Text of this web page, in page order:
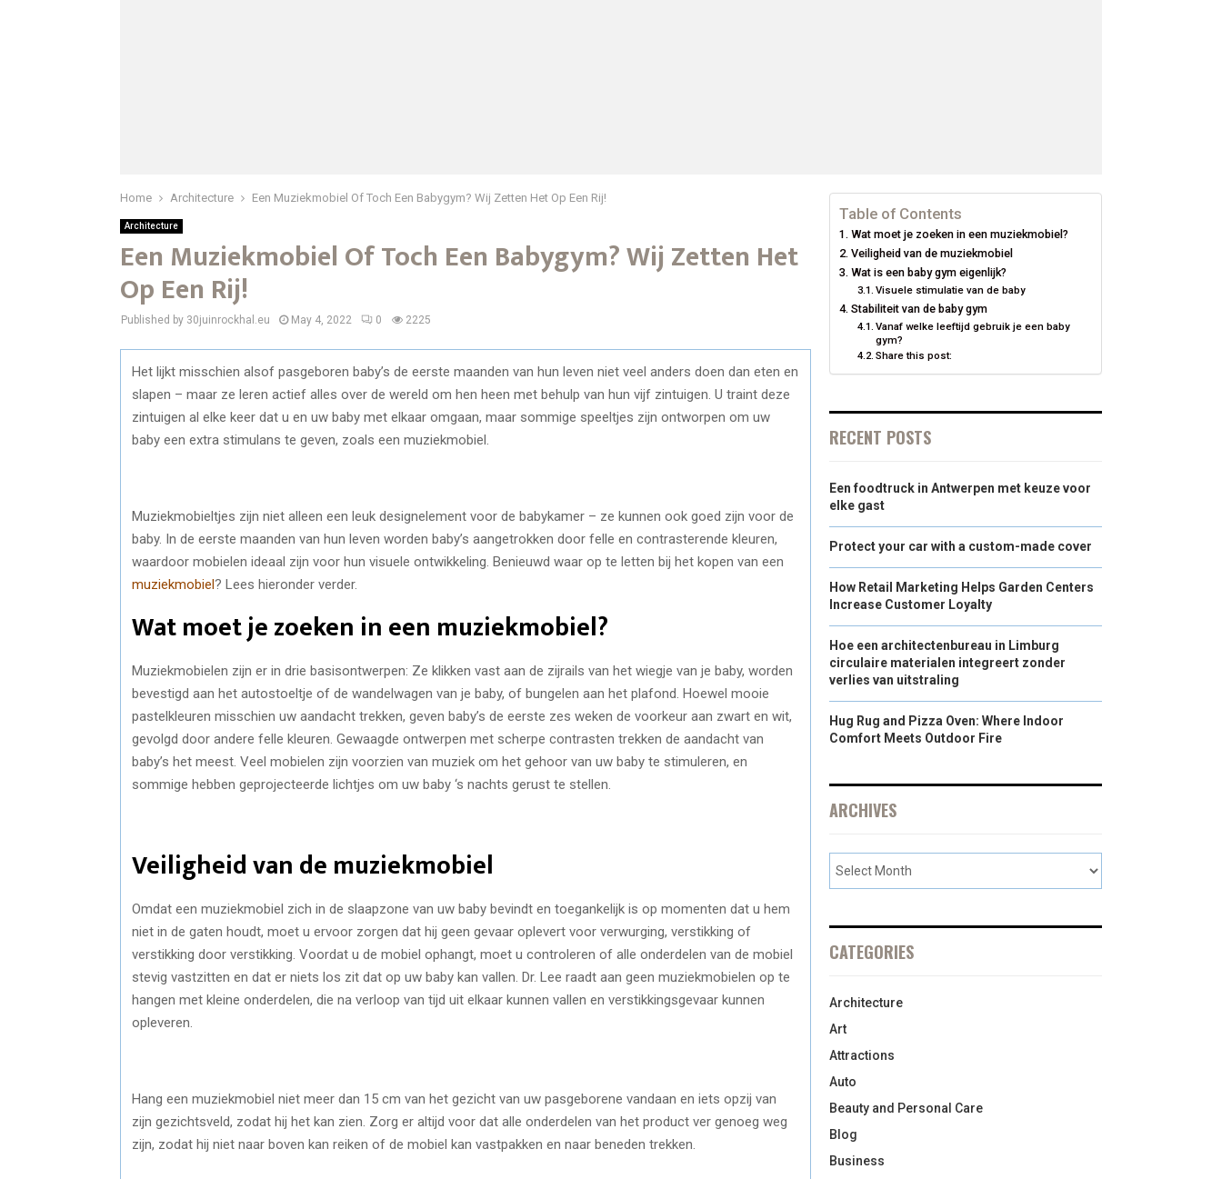
Home Architecture Een Muziekmobiel Of Toch Een Babygym? Wij Zetten Het Op Een Rij!
Architecture
Een Muziekmobiel Of Toch Een Babygym? Wij Zetten Het
Op Een Rij!
Published by 30juinrockhal.eu May 4, 2022 0 2225
Het lijkt misschien alsof pasgeboren baby’s de eerste maanden van hun leven niet veel anders doen dan eten en
slapen – maar ze leren actief alles over de wereld om hen heen met behulp van hun vijf zintuigen. U traint deze
zintuigen al elke keer dat u en uw baby met elkaar omgaan, maar sommige speeltjes zijn ontworpen om uw
baby een extra stimulans te geven, zoals een muziekmobiel.
Muziekmobieltjes zijn niet alleen een leuk designelement voor de babykamer – ze kunnen ook goed zijn voor de
baby. In de eerste maanden van hun leven worden baby’s aangetrokken door felle en contrasterende kleuren,
waardoor mobielen ideaal zijn voor hun visuele ontwikkeling. Benieuwd waar op te letten bij het kopen van een
muziekmobiel? Lees hieronder verder.
Wat moet je zoeken in een muziekmobiel?
Muziekmobielen zijn er in drie basisontwerpen: Ze klikken vast aan de zijrails van het wiegje van je baby, worden
bevestigd aan het autostoeltje of de wandelwagen van je baby, of bungelen aan het plafond. Hoewel mooie
pastelkleuren misschien uw aandacht trekken, geven baby’s de eerste zes weken de voorkeur aan zwart en wit,
gevolgd door andere felle kleuren. Gewaagde ontwerpen met scherpe contrasten trekken de aandacht van
baby’s het meest. Veel mobielen zijn voorzien van muziek om het gehoor van uw baby te stimuleren, en
sommige hebben geprojecteerde lichtjes om uw baby ‘s nachts gerust te stellen.
Veiligheid van de muziekmobiel
Omdat een muziekmobiel zich in de slaapzone van uw baby bevindt en toegankelijk is op momenten dat u hem
niet in de gaten houdt, moet u ervoor zorgen dat hij geen gevaar oplevert voor verwurging, verstikking of
verstikking door verstikking. Voordat u de mobiel ophangt, moet u controleren of alle onderdelen van de mobiel
stevig vastzitten en dat er niets los zit dat op uw baby kan vallen. Dr. Lee raadt aan geen muziekmobielen op te
hangen met kleine onderdelen, die na verloop van tijd uit elkaar kunnen vallen en verstikkingsgevaar kunnen
opleveren.
Hang een muziekmobiel niet meer dan 15 cm van het gezicht van uw pasgeborene vandaan en iets opzij van
zijn gezichtsveld, zodat hij het kan zien. Zorg er altijd voor dat alle onderdelen van het product ver genoeg weg
zijn, zodat hij niet naar boven kan reiken of de mobiel kan vastpakken en naar beneden trekken.
Table of Contents
Wat moet je zoeken in een muziekmobiel?
Veiligheid van de muziekmobiel
Wat is een baby gym eigenlijk?
Visuele stimulatie van de baby
Stabiliteit van de baby gym
Vanaf welke leeftijd gebruik je een baby
gym?
Share this post:
RECENT POSTS
Een foodtruck in Antwerpen met keuze voor
elke gast
Protect your car with a custom-made cover
How Retail Marketing Helps Garden Centers
Increase Customer Loyalty
Hoe een architectenbureau in Limburg
circulaire materialen integreert zonder
verlies van uitstraling
Hug Rug and Pizza Oven: Where Indoor
Comfort Meets Outdoor Fire
ARCHIVES
CATEGORIES
Architecture
Art
Attractions
Auto
Beauty and Personal Care
Blog
Business